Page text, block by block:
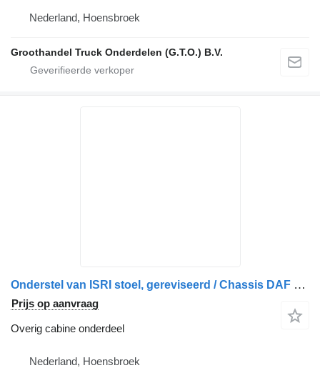
Nederland, Hoensbroek
Groothandel Truck Onderdelen (G.T.O.) B.V.
Onderstel van ISRI stoel, gereviseerd / Chassis DAF voor DAF vrachtwagen
Prijs op aanvraag
Overig cabine onderdeel
Nederland, Hoensbroek